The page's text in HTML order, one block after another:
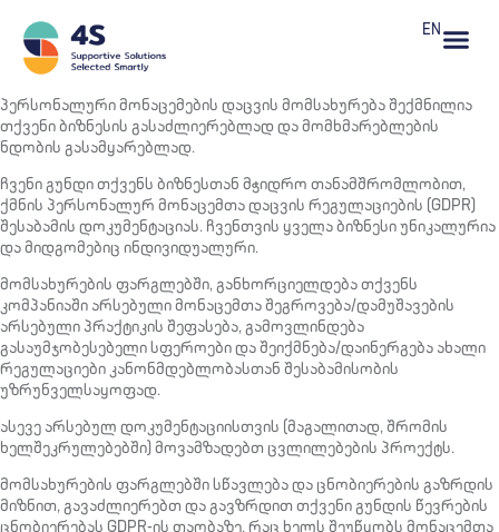
EN
პერსონალური მონაცემების დაცვის მომსახურება შექმნილია
თქვენი ბიზნესის გასაძლიერებლად და მომხმარებლების
ნდობის გასამყარებლად.
ჩვენი გუნდი თქვენს ბიზნესთან მჭიდრო თანამშრომლობით,
ქმნის პერსონალურ მონაცემთა დაცვის რეგულაციების (GDPR)
შესაბამის დოკუმენტაციას. ჩვენთვის ყველა ბიზნესი უნიკალურია
და მიდგომებიც ინდივიდუალური.
მომსახურების ფარგლებში, განხორციელდება თქვენს
კომპანიაში არსებული მონაცემთა შეგროვება/დამუშავების
არსებული პრაქტიკის შეფასება, გამოვლინდება
გასაუმჯობესებელი სფეროები და შეიქმნება/დაინერგება ახალი
რეგულაციები კანონმდებლობასთან შესაბამისობის
უზრუნველსაყოფად.
ასევე არსებულ დოკუმენტაციისთვის (მაგალითად, შრომის
ხელშეკრულებებში) მოვამზადებთ ცვლილებების პროექტს.
მომსახურების ფარგლებში სწავლება და ცნობიერების გაზრდის
მიზნით, გავაძლიერებთ და გავზრდით თქვენი გუნდის წევრების
ცნობიერებას GDPR-ის თაობაზე, რაც ხელს შეუწყობს მონაცემთა